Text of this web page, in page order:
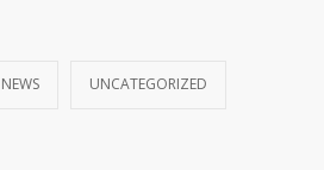
NEWS UNCATEGORIZED